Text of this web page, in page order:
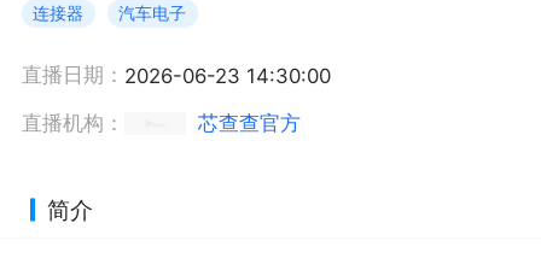
连接器 汽车电子
直播日期： 2026-06-23 14:30:00
直播机构：
芯查查官方
简介